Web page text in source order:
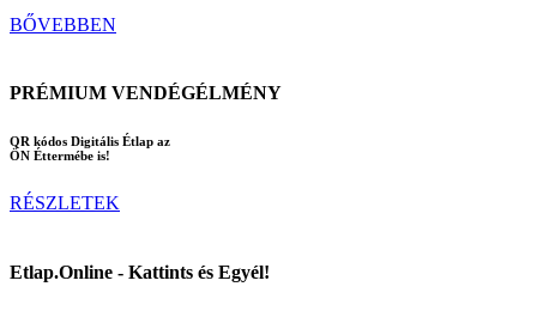
BŐVEBBEN
PRÉMIUM VENDÉGÉLMÉNY
QR kódos Digitális Étlap az
ÖN Éttermébe is!
RÉSZLETEK
Etlap.Online - Kattints és Egyél!